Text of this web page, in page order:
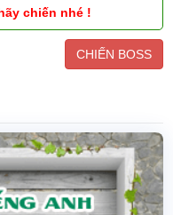
chiến nhé !
CHIẾN BOSS